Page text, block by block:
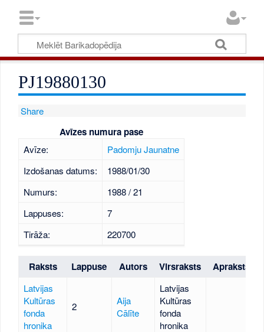
PJ19880130
Share
Avīzes numura pase
Avīze:
Padomju Jaunatne
Izdošanas datums:
1988/01/30
Numurs:
1988 / 21
Lappuses:
7
Tirāža:
220700
Raksts Lappuse Autors Virsraksts Apraksts
Latvijas
Kultūras
fonda
hronika
2
Aija
Cālīte
Latvijas
Kultūras
fonda
hronika